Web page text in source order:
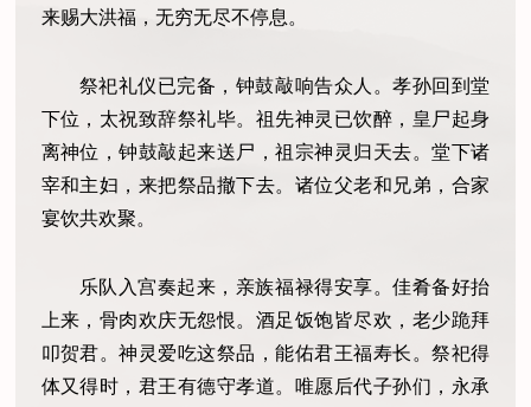
来赐大洪福，无穷无尽不停息。
祭祀礼仪已完备，钟鼓敲响告众人。孝孙回到堂
下位，太祝致辞祭礼毕。祖先神灵已饮醉，皇尸起身
离神位，钟鼓敲起来送尸，祖宗神灵归天去。堂下诸
宰和主妇，来把祭品撤下去。诸位父老和兄弟，合家
宴饮共欢聚。
乐队入宫奏起来，亲族福禄得安享。佳肴备好抬
上来，骨肉欢庆无怨恨。酒足饭饱皆尽欢，老少跪拜
叩贺君。神灵爱吃这祭品，能佑君王福寿长。祭祀得
体又得时，君王有德守孝道。唯愿后代子孙们，永承